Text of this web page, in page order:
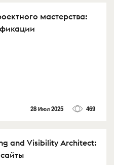
мастерства:
28 Июл 2025 469
and Visibility Architect: